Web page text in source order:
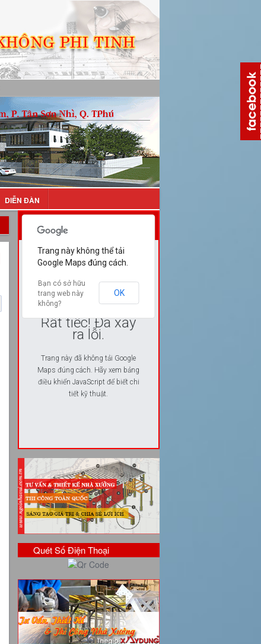
DIỄN ĐÀN
Trụ Sở Chính (29 Nguyễn Cửu
Đàm)
Rất tiếc! Đã xảy
ra lỗi.
Trang này đã không tải Google
Maps đúng cách. Hãy xem bảng
điều khiển JavaScript để biết chi
tiết kỹ thuật.
Trang này không thể tải
Google Maps đúng cách.
Bạn có sở hữu
trang web này
không?
OK
Quét Số Điện Thoại